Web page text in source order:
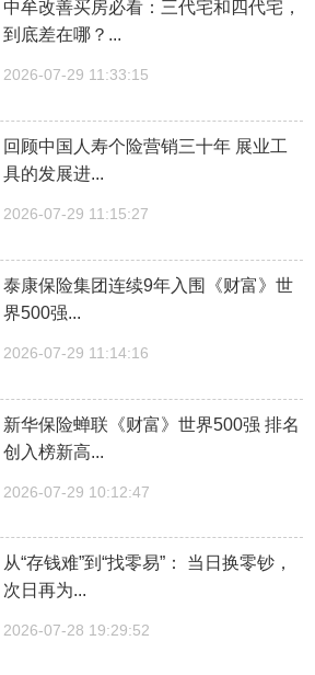
中牟改善买房必看：三代宅和四代宅，
到底差在哪？...
2026-07-29 11:33:15
回顾中国人寿个险营销三十年 展业工
具的发展进...
2026-07-29 11:15:27
泰康保险集团连续9年入围《财富》世
界500强...
2026-07-29 11:14:16
新华保险蝉联《财富》世界500强 排名
创入榜新高...
2026-07-29 10:12:47
从“存钱难”到“找零易”： 当日换零钞，
次日再为...
2026-07-28 19:29:52